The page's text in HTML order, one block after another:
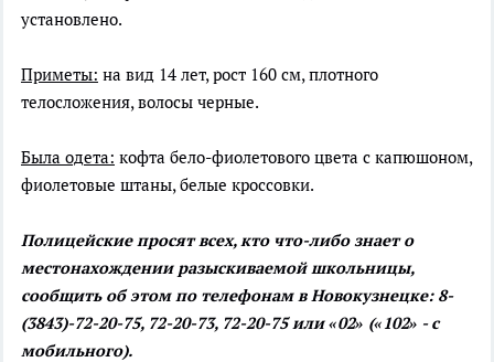
установлено.
Приметы: на вид 14 лет, рост 160 см, плотного
телосложения, волосы черные.
Была одета: кофта бело-фиолетового цвета с капюшоном,
фиолетовые штаны, белые кроссовки.
Полицейские просят всех, кто что-либо знает о
местонахождении разыскиваемой школьницы,
сообщить об этом по телефонам в Новокузнецке: 8-
(3843)-72-20-75, 72-20-73, 72-20-75 или «02» («102» - с
мобильного).